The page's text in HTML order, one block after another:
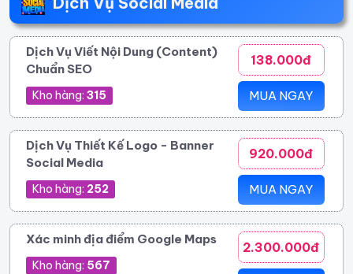
Dịch Vụ Viết Nội Dung (Content)
Chuẩn SEO
Kho hàng: 315
138.000đ
MUA NGAY
Dịch Vụ Thiết Kế Logo - Banner
Social Media
Kho hàng: 252
920.000đ
MUA NGAY
Xác minh địa điểm Google Maps
Kho hàng: 567
2.300.000đ